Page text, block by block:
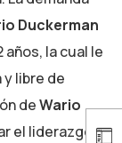
Duckerman
la cual le
libre de
deWario
el liderazgo